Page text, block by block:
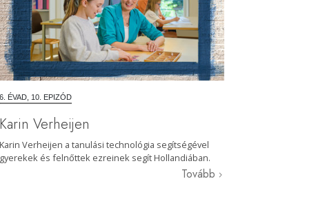
6. ÉVAD, 10. EPIZÓD
Karin Verheijen
Karin Verheijen a tanulási technológia segítségével
gyerekek és felnőttek ezreinek segít Hollandiában.
Tovább